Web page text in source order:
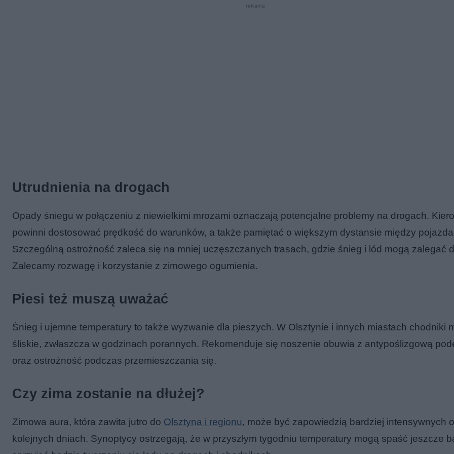
reklama
Utrudnienia na drogach
Opady śniegu w połączeniu z niewielkimi mrozami oznaczają potencjalne problemy na drogach.
powinni dostosować prędkość do warunków, a także pamiętać o większym dystansie między
Szczególną ostrożność zaleca się na mniej uczęszczanych trasach, gdzie śnieg i lód mogą zalegać
Zalecamy rozwagę i korzystanie z zimowego ogumienia.
Piesi też muszą uważać
Śnieg i ujemne temperatury to także wyzwanie dla pieszych. W Olsztynie i innych miastach chodniki
śliskie, zwłaszcza w godzinach porannych. Rekomenduje się noszenie obuwia z antypoślizgową
oraz ostrożność podczas przemieszczania się.
Czy zima zostanie na dłużej?
Zimowa aura, która zawita jutro do Olsztyna i regionu, może być zapowiedzią bardziej intensywnych
kolejnych dniach. Synoptycy ostrzegają, że w przyszłym tygodniu temperatury mogą spaść jeszcze